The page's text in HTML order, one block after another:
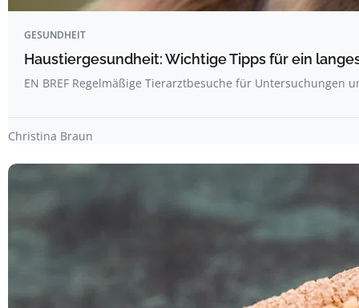
GESUNDHEIT
Haustiergesundheit: Wichtige Tipps für ein
EN BREF Regelmäßige Tierarztbesuche für Untersuchungen
Christina Braun